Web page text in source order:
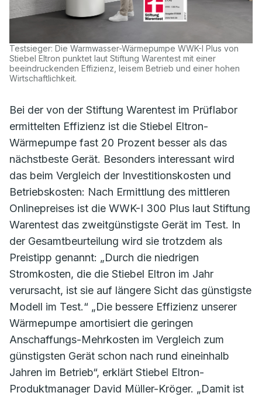
Testsieger: Die Warmwasser-Wärmepumpe WWK-I Plus von
Stiebel Eltron punktet laut Stiftung Warentest mit einer
beeindruckenden Effizienz, leisem Betrieb und einer hohen
Wirtschaftlichkeit.
Bei der von der Stiftung Warentest im Prüflabor
ermittelten Effizienz ist die Stiebel Eltron-
Wärmepumpe fast 20 Prozent besser als das
nächstbeste Gerät. Besonders interessant wird
das beim Vergleich der Investitionskosten und
Betriebskosten: Nach Ermittlung des mittleren
Onlinepreises ist die WWK-I 300 Plus laut Stiftung
Warentest das zweitgünstigste Gerät im Test. In
der Gesamtbeurteilung wird sie trotzdem als
Preistipp genannt: „Durch die niedrigen
Stromkosten, die die Stiebel Eltron im Jahr
verursacht, ist sie auf längere Sicht das günstigste
Modell im Test.“ „Die bessere Effizienz unserer
Wärmepumpe amortisiert die geringen
Anschaffungs-Mehrkosten im Vergleich zum
günstigsten Gerät schon nach rund eineinhalb
Jahren im Betrieb“, erklärt Stiebel Eltron-
Produktmanager David Müller-Kröger. „Damit ist